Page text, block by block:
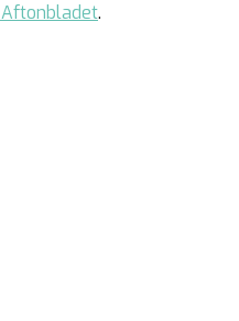
Aftonbladet.